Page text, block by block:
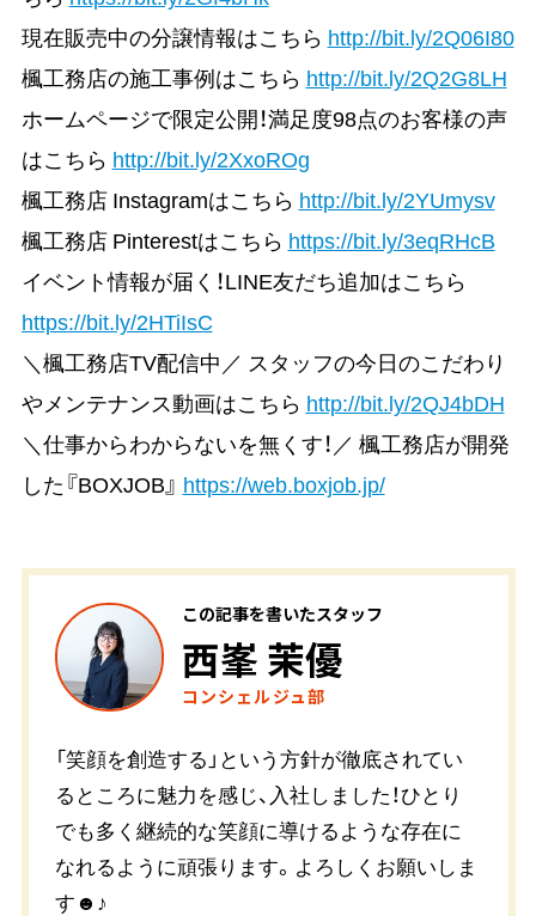
現在販売中の分譲情報はこちら http://bit.ly/2Q06I80
楓工務店の施工事例はこちら http://bit.ly/2Q2G8LH
ホームページで限定公開！満足度98点のお客様の声
はこちら http://bit.ly/2XxoROg
楓工務店 Instagramはこちら http://bit.ly/2YUmysv
楓工務店 Pinterestはこちら https://bit.ly/3eqRHcB
イベント情報が届く！LINE友だち追加はこちら
https://bit.ly/2HTiIsC
＼楓工務店TV配信中／ スタッフの今日のこだわり
やメンテナンス動画はこちら http://bit.ly/2QJ4bDH
＼仕事からわからないを無くす！／ 楓工務店が開発
した『BOXJOB』 https://web.boxjob.jp/
この記事を書いたスタッフ
西峯 茉優
コンシェルジュ部
「笑顔を創造する」という方針が徹底されてい
るところに魅力を感じ、入社しました！ひとり
でも多く継続的な笑顔に導けるような存在に
なれるように頑張ります。よろしくお願いしま
す☻♪